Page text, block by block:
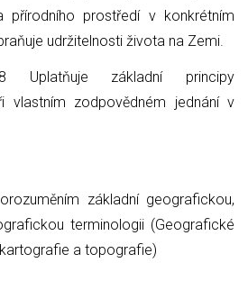
přírodního prostředí v konkrétním
udržitelnosti života na Zemi.
018 Uplatňuje základní principy
vlastním zodpovědném jednání v
základní geografickou,
terminologii (Geografické
a topografie)